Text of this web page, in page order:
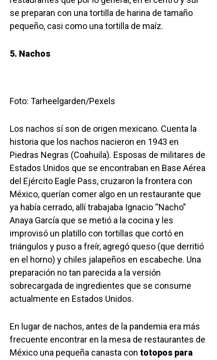
se preparan con una tortilla de harina de tamaño
pequeño, casi como una tortilla de maíz.
5. Nachos
Foto: Tarheelgarden/Pexels
Los nachos sí son de origen mexicano. Cuenta la
historia que los nachos nacieron en 1943 en
Piedras Negras (Coahuila). Esposas de militares de
Estados Unidos que se encontraban en Base Aérea
del Ejército Eagle Pass, cruzaron la frontera con
México, querían comer algo en un restaurante que
ya había cerrado, allí trabajaba Ignacio “Nacho”
Anaya García que se metió a la cocina y les
improvisó un platillo con tortillas que cortó en
triángulos y puso a freír, agregó queso (que derritió
en el horno) y chiles jalapeños en escabeche. Una
preparación no tan parecida a la versión
sobrecargada de ingredientes que se consume
actualmente en Estados Unidos.
En lugar de nachos, antes de la pandemia era más
frecuente encontrar en la mesa de restaurantes de
México una pequeña canasta con totopos para